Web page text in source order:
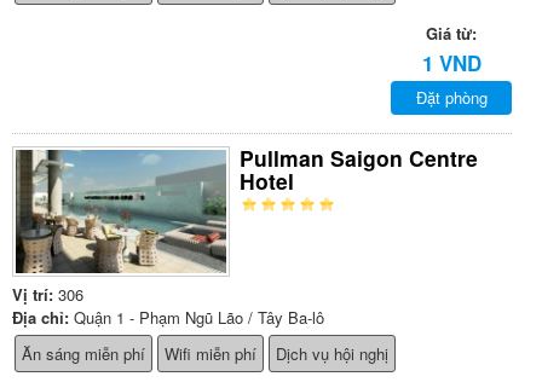
Giá từ:
1 VND
Đặt phòng
Pullman Saigon Centre
Hotel
Vị trí: 306
Địa chỉ: Quận 1 - Phạm Ngũ Lão / Tây Ba-lô
Ăn sáng miễn phí
Wifi miễn phí Dịch vụ hội nghị